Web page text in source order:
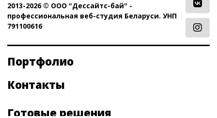
2013-2026 © ООО "Дессайтс-бай" -
профессиональная веб-студия Беларуси. УНП
791100616
Портфолио
Контакты
Готовые решения